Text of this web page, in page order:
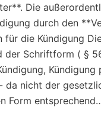
Die
durch den
für die Kündigung
der Schriftform ( §
Kündigung
da nicht der
Form